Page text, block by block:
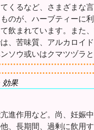
くるなど、さまざまな
のが、ハーブティーに
飲まれています。また
、苦味質、アルカロイ
ソウ或いはクマツヅラ
効果
進作用など。尚、妊娠
、長期間、過剰に飲用す